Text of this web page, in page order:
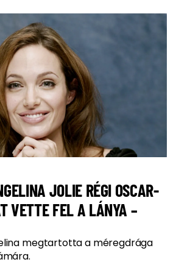
JOLIE RÉGI OSCAR-
VETTE FEL A LÁNYA –
megtartotta a méregdrága